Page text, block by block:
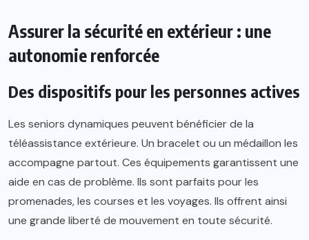
Assurer la sécurité en extérieur : une
autonomie renforcée
Des dispositifs pour les personnes actives
Les seniors dynamiques peuvent bénéficier de la
téléassistance extérieure. Un bracelet ou un médaillon les
accompagne partout. Ces équipements garantissent une
aide en cas de problème. Ils sont parfaits pour les
promenades, les courses et les voyages. Ils offrent ainsi
une grande liberté de mouvement en toute sécurité.